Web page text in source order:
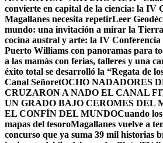
convierte en capital de la ciencia: la IV
Magallanes necesita repetirLeer
mundo: una invitación a mirar la
cocina austral y arte: la IV
Puerto Williams con panoramas para
a las mamás con ferias, talleres y una
éxito total se desarrolló la “Regata de
Canal SeñoretOCHO NADADORES
CRUZARON A NADO EL CANAL
UN GRADO BAJO CEROMES DEL
EL CONFÍN DEL MUNDOCuando los
mapas del tesoroMagallanes vuelve a
concurso que ya suma 39 mil historias